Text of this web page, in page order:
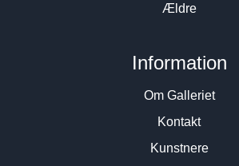
Ældre
Information
Om Galleriet
Kontakt
Kunstnere